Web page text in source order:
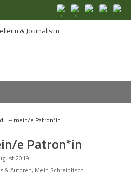
– mein/e Patron*in
e Patron*in
2019
& Autoren, Mein Schreibtisch